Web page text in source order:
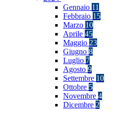
Gennaio 11
Febbraio 15
Marzo 10
Aprile 45
Maggio 23
Giugno 8
Luglio 7
Agosto 9
Settembre 10
Ottobre 5
Novembre 4
Dicembre 2